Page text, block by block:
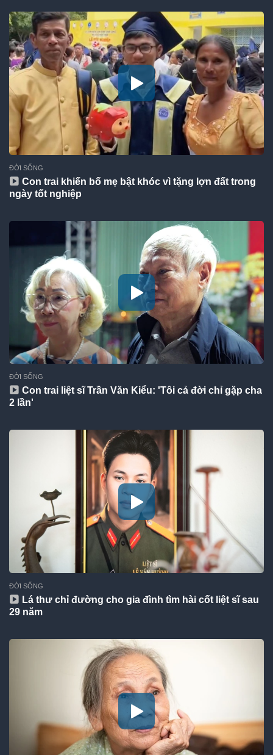
ĐỜI SỐNG
Con trai khiến bố mẹ bật khóc vì tặng lợn đất trong
ngày tốt nghiệp
ĐỜI SỐNG
Con trai liệt sĩ Trần Văn Kiểu: 'Tôi cả đời chỉ gặp cha
2 lần'
ĐỜI SỐNG
Lá thư chỉ đường cho gia đình tìm hài cốt liệt sĩ sau
29 năm